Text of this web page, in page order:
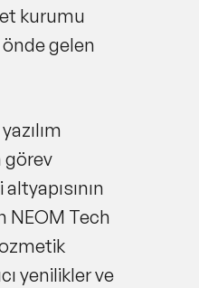
kurumu
gelen
görev
NEOM Tech
yenilikler ve